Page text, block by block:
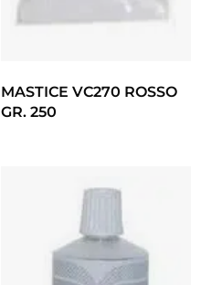
MASTICE VC270 ROSSO
GR. 250